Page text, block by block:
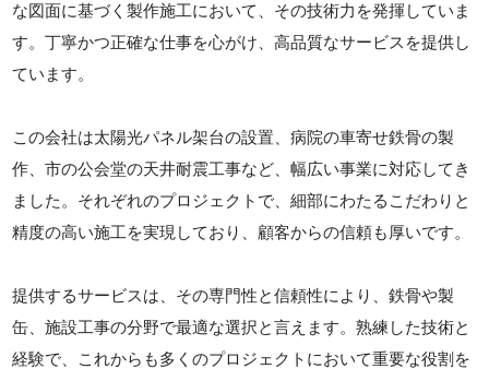
な図面に基づく製作施工において、その技術力を発揮していま
す。丁寧かつ正確な仕事を心がけ、高品質なサービスを提供し
ています。
この会社は太陽光パネル架台の設置、病院の車寄せ鉄骨の製
作、市の公会堂の天井耐震工事など、幅広い事業に対応してき
ました。それぞれのプロジェクトで、細部にわたるこだわりと
精度の高い施工を実現しており、顧客からの信頼も厚いです。
提供するサービスは、その専門性と信頼性により、鉄骨や製
缶、施設工事の分野で最適な選択と言えます。熟練した技術と
経験で、これからも多くのプロジェクトにおいて重要な役割を